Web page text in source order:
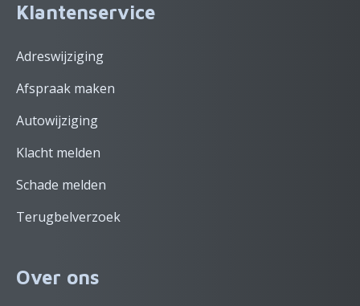
Klantenservice
Adreswijziging
Afspraak maken
Autowijziging
Klacht melden
Schade melden
Terugbelverzoek
Over ons